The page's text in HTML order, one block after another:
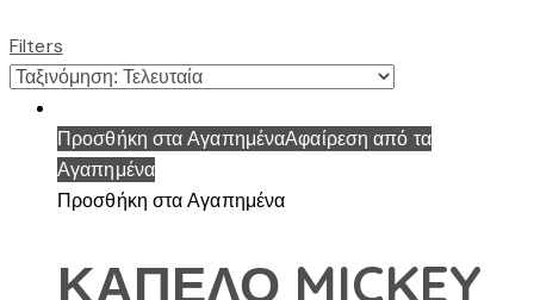
Filters
Προσθήκη στα ΑγαπημέναΑφαίρεση από τα
Αγαπημένα
Προσθήκη στα Αγαπημένα
ΚΑΠΕΛΟ MICKEY